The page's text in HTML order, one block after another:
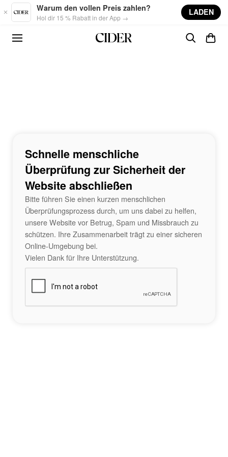
Skip to main content
Warum den vollen Preis zahlen?
Hol dir 15 % Rabatt in der App →
LADEN
Schnelle menschliche
Überprüfung zur Sicherheit der
Website abschließen
Bitte führen Sie einen kurzen menschlichen
Überprüfungsprozess durch, um uns dabei zu helfen,
unsere Website vor Betrug, Spam und Missbrauch zu
schützen. Ihre Zusammenarbeit trägt zu einer sicheren
Online-Umgebung bei.
Vielen Dank für Ihre Unterstützung.